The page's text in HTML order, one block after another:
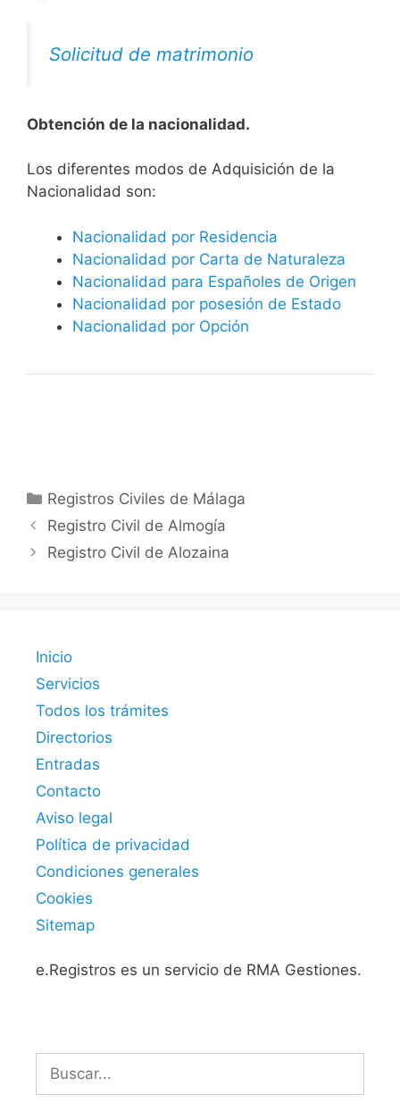
Solicitud de matrimonio
Obtención de la nacionalidad.
​​​Los diferentes modos de Adquisición de la
Nacionalidad son:
Nacionalidad por Residencia
Nacionalidad por Carta de Naturaleza
Nacionalidad para Españoles de Origen
Nacionalidad por posesión de Estado
Nacionalidad por Opción
Categorías
Registros Civiles de Málaga
Registro Civil de Almogía
Registro Civil de Alozaina
Inicio
Servicios
Todos los trámites
Directorios
Entradas
Contacto
Aviso legal
Política de privacidad
Condiciones generales
Cookies
Sitemap
e.Registros es un servicio de RMA Gestiones.
Buscar: